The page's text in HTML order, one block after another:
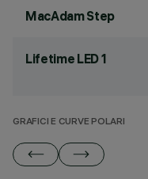
MacAdam Step
Lifetime LED 1
GRAFICI E CURVE POLARI